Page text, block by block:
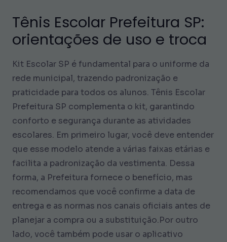
Tênis Escolar Prefeitura SP:
orientações de uso e troca
Kit Escolar SP é fundamental para o uniforme da
rede municipal, trazendo padronização e
praticidade para todos os alunos. Tênis Escolar
Prefeitura SP complementa o kit, garantindo
conforto e segurança durante as atividades
escolares. Em primeiro lugar, você deve entender
que esse modelo atende a várias faixas etárias e
facilita a padronização da vestimenta. Dessa
forma, a Prefeitura fornece o benefício, mas
recomendamos que você confirme a data de
entrega e as normas nos canais oficiais antes de
planejar a compra ou a substituição.Por outro
lado, você também pode usar o aplicativo